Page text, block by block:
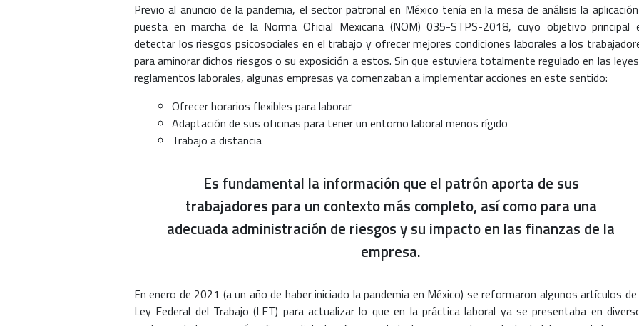
Previo al anuncio de la pandemia, el sector patronal en México tenía en la mesa de análisis la
puesta en marcha de la Norma Oficial Mexicana (NOM) 035-STPS-2018, cuyo objetivo principal
detectar los riesgos psicosociales en el trabajo y ofrecer mejores condiciones laborales a los
para aminorar dichos riesgos o su exposición a estos. Sin que estuviera totalmente regulado en las
reglamentos laborales, algunas empresas ya comenzaban a implementar acciones en este sentido:
Ofrecer horarios flexibles para laborar
Adaptación de sus oficinas para tener un entorno laboral menos rígido
Trabajo a distancia
Es fundamental la información que el patrón aporta de sus
trabajadores para un contexto más completo, así como para una
adecuada administración de riesgos y su impacto en las finanzas de la
empresa.
En enero de 2021 (a un año de haber iniciado la pandemia en México) se reformaron algunos artículos
Ley Federal del Trabajo (LFT) para actualizar lo que en la práctica laboral ya se presentaba en